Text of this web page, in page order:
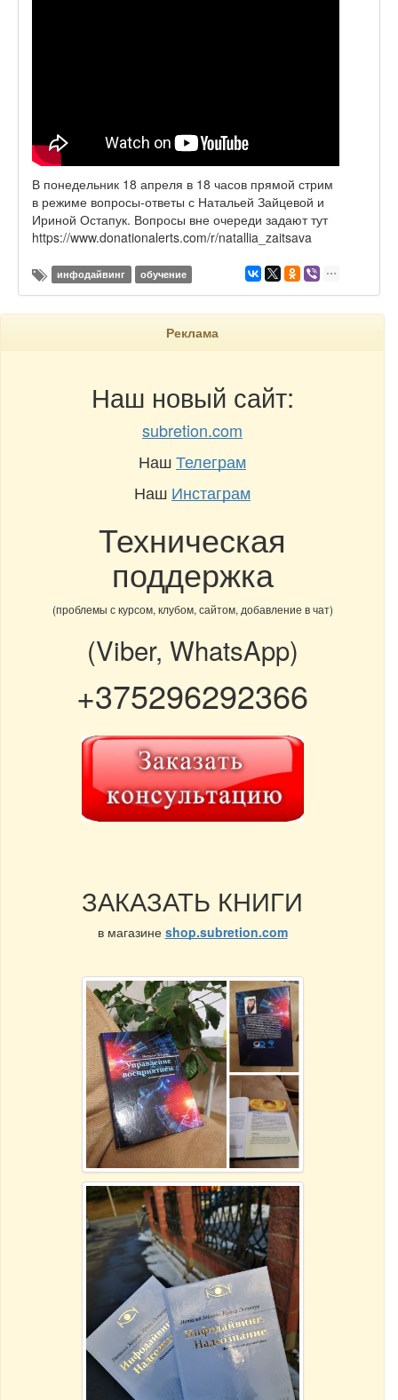
В понедельник 18 апреля в 18 часов прямой стрим
в режиме вопросы-ответы с Натальей Зайцевой и
Ириной Остапук. Вопросы вне очереди задают тут
https://www.donationalerts.com/r/natallia_zaitsava
инфодайвинг обучение
Реклама
Наш новый сайт:
subretion.com
НашТелеграм
Наш Инстаграм
Техническая
поддержка
(проблемы с курсом, клубом, сайтом, добавление в чат)
(Viber, WhatsApp)
+375296292366
ЗАКАЗАТЬ КНИГИ
в магазине shop.subretion.com